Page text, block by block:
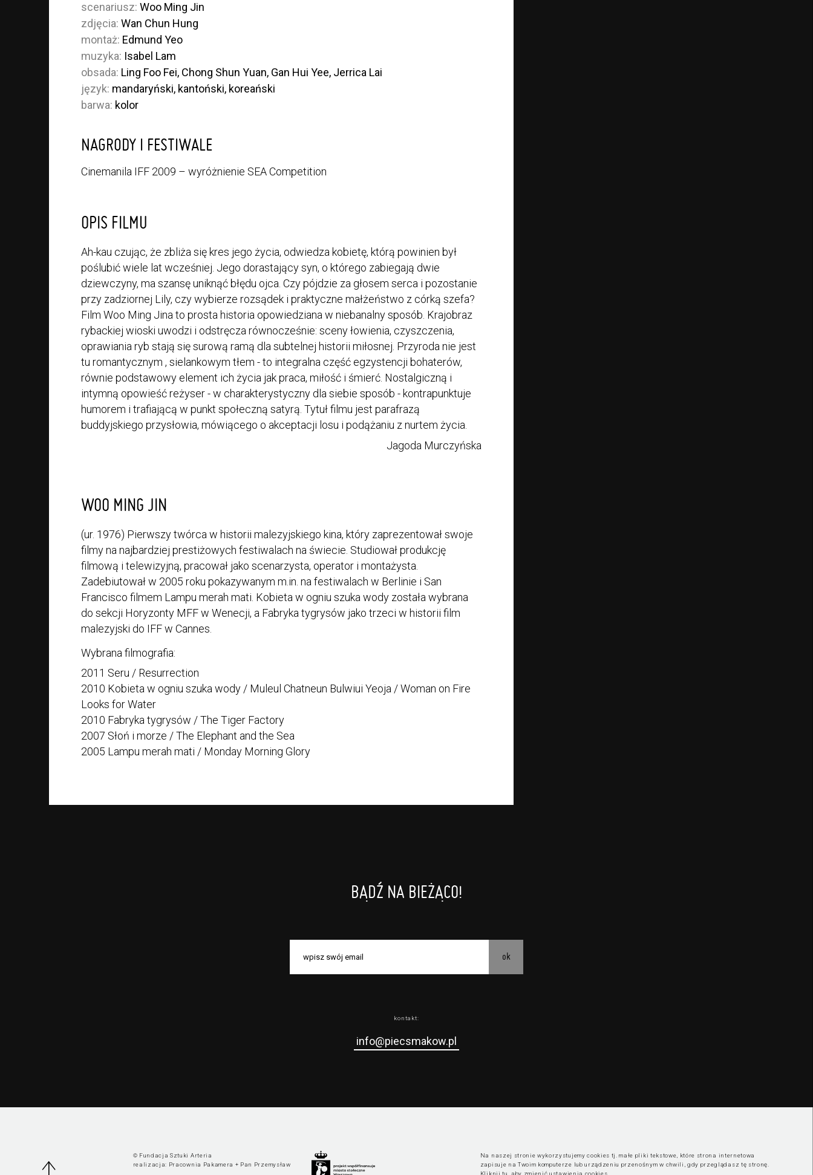
scenariusz:Woo Ming Jin
zdjęcia:Wan Chun Hung
montaż: Edmund Yeo
muzyka: Isabel Lam
obsada: Ling Foo Fei, Chong Shun Yuan, Gan Hui Yee, Jerrica Lai
język: mandaryński, kantoński, koreański
barwa: kolor
NAGRODY I FESTIWALE
Cinemanila IFF 2009 – wyróżnienie SEA Competition
OPIS FILMU
Ah-kau czując, że zbliża się kres jego życia, odwiedza kobietę, którą powinien był
poślubić wiele lat wcześniej. Jego dorastający syn, o którego zabiegają dwie
dziewczyny, ma szansę uniknąć błędu ojca. Czy pójdzie za głosem serca i pozostanie
przy zadziornej Lily, czy wybierze rozsądek i praktyczne małżeństwo z córką szefa?
Film Woo Ming Jina to prosta historia opowiedziana w niebanalny sposób. Krajobraz
rybackiej wioski uwodzi i odstręcza równocześnie: sceny łowienia, czyszczenia,
oprawiania ryb stają się surową ramą dla subtelnej historii miłosnej. Przyroda nie jest
tu romantycznym , sielankowym tłem - to integralna część egzystencji bohaterów,
równie podstawowy element ich życia jak praca, miłość i śmierć. Nostalgiczną i
intymną opowieść reżyser - w charakterystyczny dla siebie sposób - kontrapunktuje
humorem i trafiającą w punkt społeczną satyrą. Tytuł filmu jest parafrazą
buddyjskiego przysłowia, mówiącego o akceptacji losu i podążaniu z nurtem życia.
Jagoda Murczyńska
WOO MING JIN
(ur. 1976) Pierwszy twórca w historii malezyjskiego kina, który zaprezentował swoje
filmy na najbardziej prestiżowych festiwalach na świecie. Studiował produkcję
filmową i telewizyjną, pracował jako scenarzysta, operator i montażysta.
Zadebiutował w 2005 roku pokazywanym m.in. na festiwalach w Berlinie i San
Francisco filmem Lampu merah mati. Kobieta w ogniu szuka wody została wybrana
do sekcji Horyzonty MFF w Wenecji, a Fabryka tygrysów jako trzeci w historii film
malezyjski do IFF w Cannes.
Wybrana filmografia:
2011 Seru / Resurrection
2010 Kobieta w ogniu szuka wody / Muleul Chatneun Bulwiui Yeoja / Woman on Fire
Looks for Water
2010 Fabryka tygrysów / The Tiger Factory
2007 Słoń i morze / The Elephant and the Sea
2005 Lampu merah mati / Monday Morning Glory
BĄDŹ NA BIEŻĄCO!
ok
kontakt:
info@piecsmakow.pl
© Fundacja Sztuki Arteria
realizacja: Pracownia Pakamera + Pan Przemysław
Na naszej stronie wykorzystujemy cookies tj. małe pliki tekstowe, które strona internetowa
zapisuje na Twoim komputerze lub urządzeniu przenośnym w chwili, gdy przeglądasz tę stronę.
Kliknij tu, aby zmienić ustawienia cookies